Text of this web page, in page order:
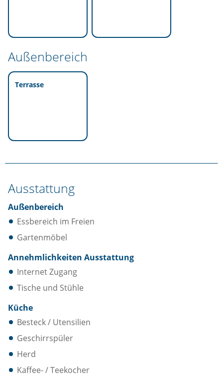
Außenbereich
Terrasse
Ausstattung
Außenbereich
Essbereich im Freien
Gartenmöbel
Annehmlichkeiten Ausstattung
Internet Zugang
Tische und Stühle
Küche
Besteck / Utensilien
Geschirrspüler
Herd
Kaffee- / Teekocher